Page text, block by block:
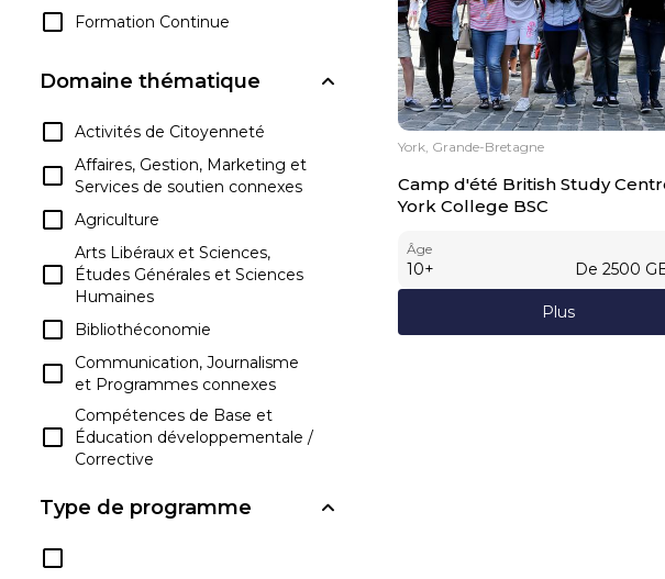
Formation Continue
Domaine thématique
Activités de Citoyenneté
Affaires, Gestion, Marketing et
Services de soutien connexes
Agriculture
Arts Libéraux et Sciences,
Études Générales et Sciences
Humaines
Bibliothéconomie
Communication, Journalisme
et Programmes connexes
Compétences de Base et
Éducation développementale /
Corrective
Interpersonnelles et Sociales
Type de programme
York, Grande-Bretagne
Camp d'été British Study
York College BSC
Âge
10+ De 2500
Plus